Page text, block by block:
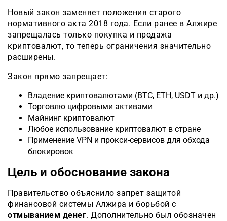
Новый закон заменяет положения старого
нормативного акта 2018 года. Если ранее в Алжире
запрещалась только покупка и продажа
криптовалют, то теперь ограничения значительно
расширены.
Закон прямо запрещает:
Владение криптовалютами (BTC, ETH, USDT и др.)
Торговлю цифровыми активами
Майнинг криптовалют
Любое использование криптовалют в стране
Применение VPN и прокси-сервисов для обхода
блокировок
Цель и обоснование закона
Правительство объяснило запрет защитой
финансовой системы Алжира и борьбой с
отмыванием денег. Дополнительно был обозначен